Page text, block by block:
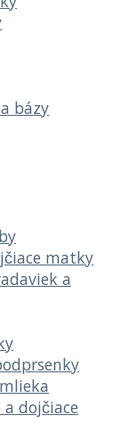
bázy
matky
a
a dojčiace